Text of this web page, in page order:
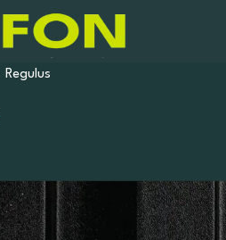
Regulus